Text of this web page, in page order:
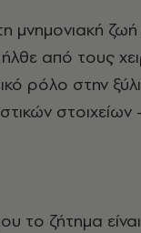
μνημονιακή
από τους
ρόλο στην
το ζήτημα